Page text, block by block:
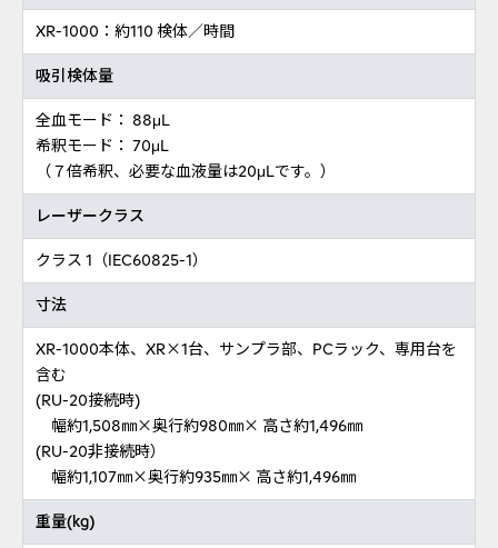
XR-1000：約110 検体／時間
吸引検体量
全血モード： 88μL
希釈モード： 70μL
（７倍希釈、必要な血液量は20μLです。）
レーザークラス
クラス 1（IEC60825-1）
寸法
XR-1000本体、XR×1台、サンプラ部、PCラック、専用台を
含む
(RU-20接続時)
幅約1,508㎜×奥行約980㎜× 高さ約1,496㎜
(RU-20非接続時）
幅約1,107㎜×奥行約935㎜× 高さ約1,496㎜
重量(kg)